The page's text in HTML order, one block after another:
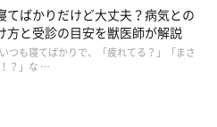
、呼吸や脈が弱くなっていたら、
す。
てばかりだけど大丈夫？病気との
方と受診の目安を獣医師が解説
つも寝てばかりで、「疲れてる？」「まさ
？」な …